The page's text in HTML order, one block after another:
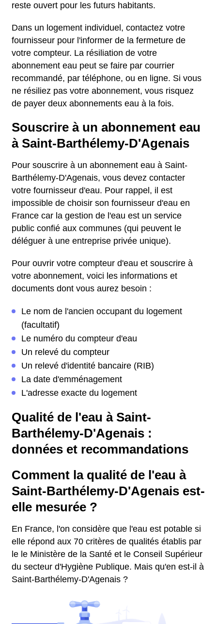
reste ouvert pour les futurs habitants.
Dans un logement individuel, contactez votre
fournisseur pour l'informer de la fermeture de
votre compteur. La résiliation de votre
abonnement eau peut se faire par courrier
recommandé, par téléphone, ou en ligne. Si vous
ne résiliez pas votre abonnement, vous risquez
de payer deux abonnements eau à la fois.
Souscrire à un abonnement eau
à Saint-Barthélemy-D'Agenais
Pour souscrire à un abonnement eau à Saint-
Barthélemy-D'Agenais, vous devez contacter
votre fournisseur d'eau. Pour rappel, il est
impossible de choisir son fournisseur d'eau en
France car la gestion de l'eau est un service
public confié aux communes (qui peuvent le
déléguer à une entreprise privée unique).
Pour ouvrir votre compteur d'eau et souscrire à
votre abonnement, voici les informations et
documents dont vous aurez besoin :
Le nom de l'ancien occupant du logement
(facultatif)
Le numéro du compteur d'eau
Un relevé du compteur
Un relevé d'identité bancaire (RIB)
La date d'emménagement
L'adresse exacte du logement
Qualité de l'eau à Saint-
Barthélemy-D'Agenais :
données et recommandations
Comment la qualité de l'eau à
Saint-Barthélemy-D'Agenais est-
elle mesurée ?
En France, l'on considère que l'eau est potable si
elle répond aux 70 critères de qualités établis par
le le Ministère de la Santé et le Conseil Supérieur
du secteur d'Hygiène Publique. Mais qu'en est-il à
Saint-Barthélemy-D'Agenais ?